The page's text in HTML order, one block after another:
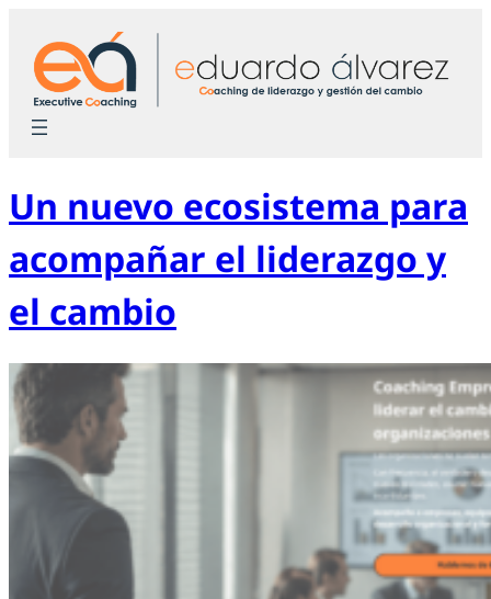
contenido
Un nuevo ecosistema para
acompañar el liderazgo y
el cambio